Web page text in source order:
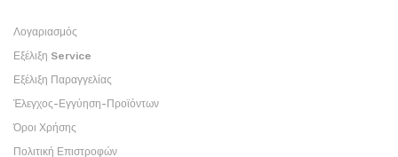
Λογαριασμός
Εξέλιξη Service
Εξέλιξη Παραγγελίας
Έλεγχος-Εγγύηση-Προϊόντων
Όροι Χρήσης
Πολιτική Επιστροφών